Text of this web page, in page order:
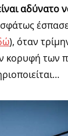
αδύνατο
), όταν
κορυφή των